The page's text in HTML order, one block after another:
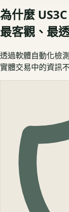
為什麼
最客觀、最
透過軟體自動化檢
實體交易中的資訊